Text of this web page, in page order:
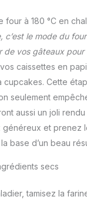
four à 180 °C en
c’est le mode du
de vos gâteaux pour
caissettes en
cupcakes. Cette
seulement
aussi un joli
généreux et prenez
base d’un beau
secs
tamisez la